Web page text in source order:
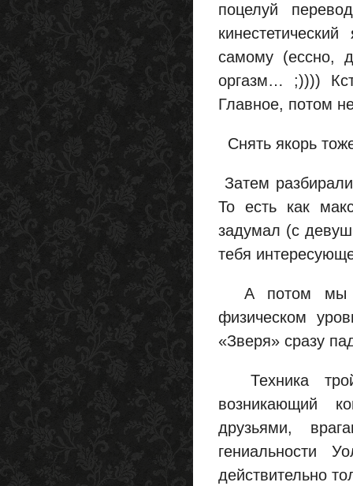
поцелуй
самому (ессно,
оргазм… ;))))
Главное, потом
Снять якорь
Затем
То есть как
задумал (с
тебя
А потом мы
физическом
«Зверя» сразу
Техника
возникающий
друзьями,
гениальности
действительно